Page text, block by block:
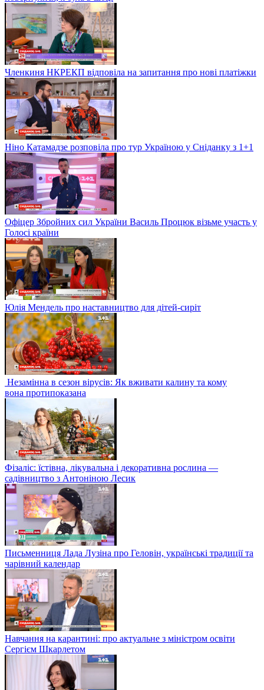
Членкиня НКРЕКП відповіла на запитання про нові платіжки
Ніно Катамадзе розповіла про тур Україною у Сніданку з 1+1
Офіцер Збройних сил України Василь Процюк візьме участь у
Голосі країни
Юлія Мендель про наставництво для дітей-сиріт
Незамінна в сезон вірусів: Як вживати калину та кому
вона протипоказана
Фізаліс: їстівна, лікувальна і декоративна рослина —
садівництво з Антоніною Лесик
Письменниця Лада Лузіна про Геловін, українські традиції та
чарівний календар
Навчання на карантині: про актуальне з міністром освіти
Сергієм Шкарлетом